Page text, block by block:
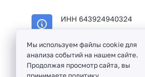
ИНН 643924940324
Оптовая продажа сантехники и
Мы используем файлы cookie для
анализа событий на нашем сайте.
Продолжая просмотр сайта, вы